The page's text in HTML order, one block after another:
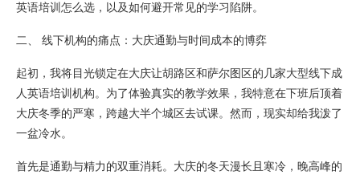
英语培训怎么选，以及如何避开常见的学习陷阱。
二、 线下机构的痛点：大庆通勤与时间成本的博弈
起初，我将目光锁定在大庆让胡路区和萨尔图区的几家大型线下成
人英语培训机构。为了体验真实的教学效果，我特意在下班后顶着
大庆冬季的严寒，跨越大半个城区去试课。然而，现实却给我泼了
一盆冷水。
首先是通勤与精力的双重消耗。大庆的冬天漫长且寒冷，晚高峰的